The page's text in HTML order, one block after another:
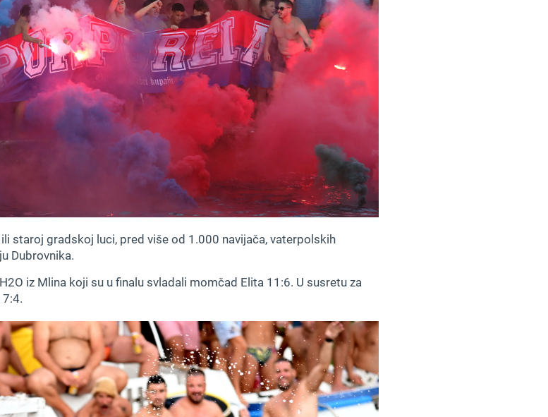
staroj gradskoj luci, pred više od 1.000 navijača, vaterpolskih
Dubrovnika.
iz Mlina koji su u finalu svladali momčad Elita 11:6. U susretu za